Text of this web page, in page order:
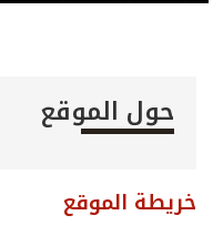
حول الموقع
خريطة الموقع